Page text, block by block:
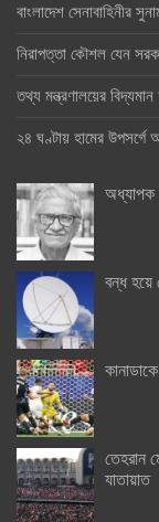
বাংলাদেশ সেনাবাহিনীর
নিরাপত্তা কৌশল যেন
তথ্য মন্ত্রণালয়ের
২৪ ঘণ্টায় হামের
অধ্যাপক
বন্ধ হয়ে
তেহরান
যাতায়াত